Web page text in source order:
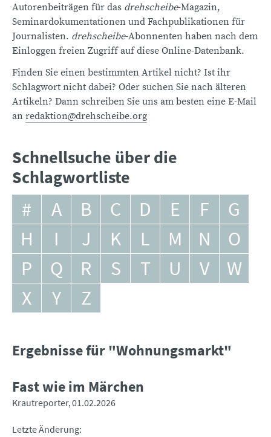
Autorenbeiträgen für das drehscheibe-Magazin,
Seminardokumentationen und Fachpublikationen für
Journalisten. drehscheibe-Abonnenten haben nach dem
Einloggen freien Zugriff auf diese Online-Datenbank.
Finden Sie einen bestimmten Artikel nicht? Ist ihr
Schlagwort nicht dabei? Oder suchen Sie nach älteren
Artikeln? Dann schreiben Sie uns am besten eine E-Mail
an redaktion@drehscheibe.org
Schnellsuche über die
Schlagwortliste
# A B C D E F
G
H
I J K L M N
O
P
Q R S T U V
W
X
Y Z
Ergebnisse für "Wohnungsmarkt"
Fast wie im Märchen
Krautreporter 01.02.2026
Letzte Änderung